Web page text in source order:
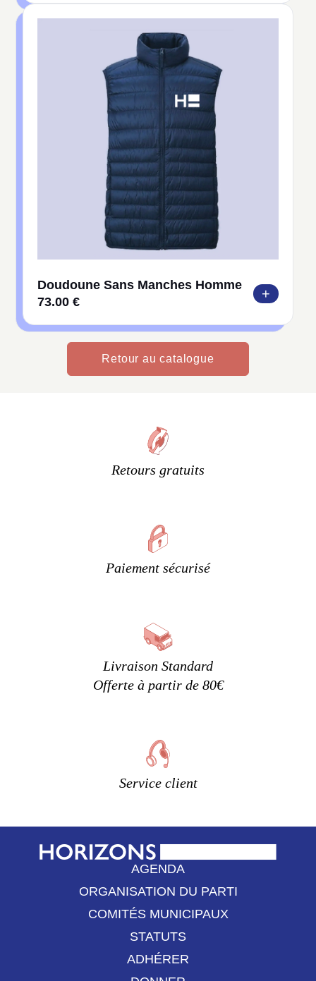
Doudoune Sans Manches Homme
73.00 €
+
Retour au catalogue
Retours gratuits
Paiement sécurisé
Livraison Standard
Offerte à partir de 80€
Service client
AGENDA
ORGANISATION DU PARTI
COMITÉS MUNICIPAUX
STATUTS
ADHÉRER